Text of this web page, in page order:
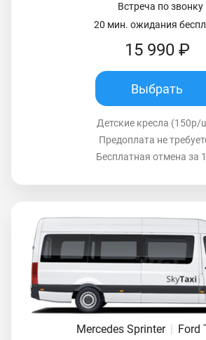
Встреча по звонку
20 мин. ожидания
15 990 ₽
Выбрать
Детские кресла (150р/
Предоплата не
Бесплатная отмена за
Mercedes Sprinter | Ford